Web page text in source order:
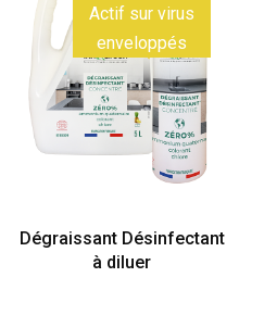
Actif sur virus
enveloppés
Dégraissant Désinfectant
à diluer